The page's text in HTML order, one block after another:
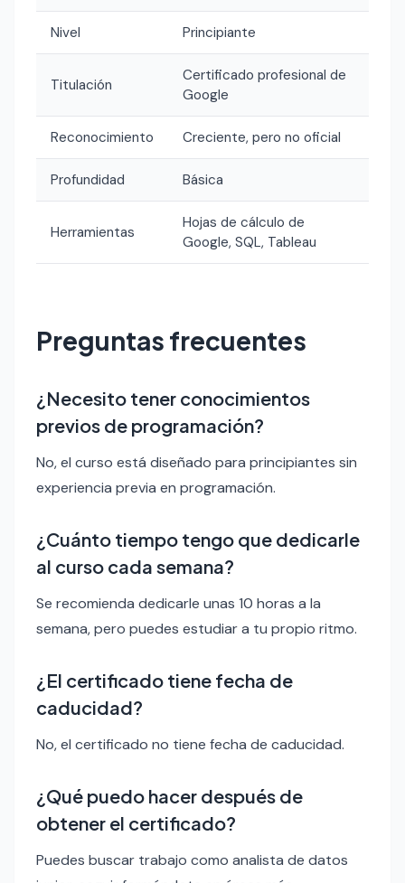
Nivel Principiante
Titulación
Certificado profesional de
Google
Reconocimiento Creciente, pero no oficial
Profundidad Básica
Herramientas
Hojas de cálculo de
Google, SQL, Tableau
Preguntas frecuentes
¿Necesito tener conocimientos
previos de programación?
No, el curso está diseñado para principiantes sin
experiencia previa en programación.
¿Cuánto tiempo tengo que dedicarle
al curso cada semana?
Se recomienda dedicarle unas 10 horas a la
semana, pero puedes estudiar a tu propio ritmo.
¿El certificado tiene fecha de
caducidad?
No, el certificado no tiene fecha de caducidad.
¿Qué puedo hacer después de
obtener el certificado?
Puedes buscar trabajo como analista de datos